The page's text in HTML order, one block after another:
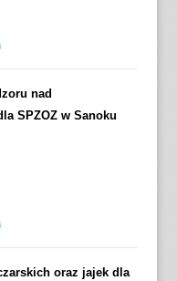
nad
SPZOZ w Sanoku
oraz jajek dla